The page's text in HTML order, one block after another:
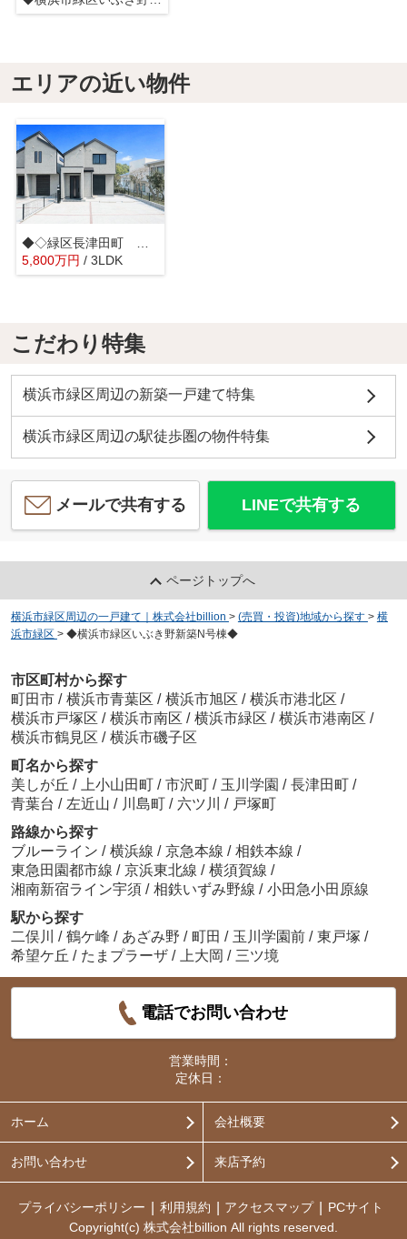
エリアの近い物件
5,800万円 / 3LDK
こだわり特集
横浜市緑区周辺の新築一戸建て特集
横浜市緑区周辺の駅徒歩圏の物件特集
メールで共有する LINEで共有する
ページトップへ
横浜市緑区周辺の一戸建て｜株式会社billion > (売買・投資)地域から探す > 横
浜市緑区 > ◆横浜市緑区いぶき野新築N号棟◆
市区町村から探す
町田市 / 横浜市青葉区 / 横浜市旭区 / 横浜市港北区 /
横浜市戸塚区 / 横浜市南区 / 横浜市緑区 / 横浜市港南区 /
横浜市鶴見区 / 横浜市磯子区
町名から探す
美しが丘 / 上小山田町 / 市沢町 / 玉川学園 / 長津田町 /
青葉台 / 左近山 / 川島町 / 六ツ川 / 戸塚町
路線から探す
ブルーライン / 横浜線 / 京急本線 / 相鉄本線 /
東急田園都市線 / 京浜東北線 / 横須賀線 /
湘南新宿ライン宇須 / 相鉄いずみ野線 / 小田急小田原線
駅から探す
二俣川
/ 鶴ケ峰 / あざみ野 / 町田 / 玉川学園前 / 東戸塚 /
希望ケ丘 / たまプラーザ / 上大岡 / 三ツ境
電話でお問い合わせ
営業時間：
定休日：
ホーム 会社概要
お問い合わせ 来店予約
プライバシーポリシー 利用規約 アクセスマップ
PCサイト
Copyright(c) 株式会社billion All rights reserved.